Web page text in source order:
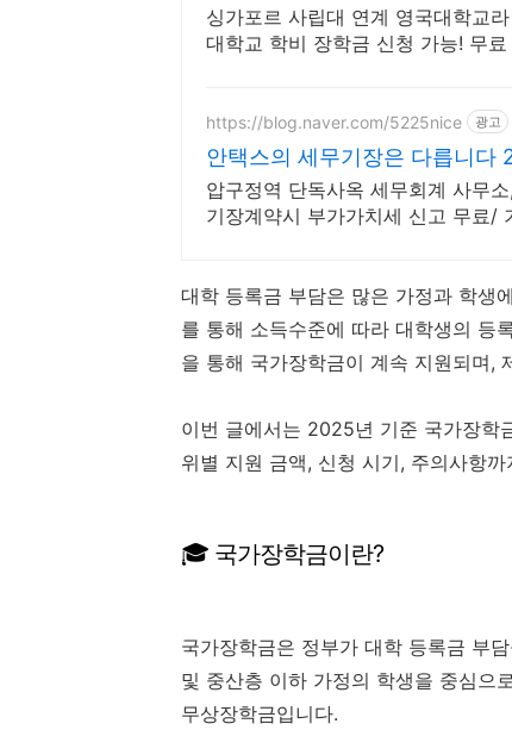
싱가포르 사립대 연계 영국대학교
대학교 학비 장학금 신청 가능! 무
https://blog.naver.com/5225nice 광고
안택스의 세무기장은 다릅니다
압구정역 단독사옥 세무회계 사무
기장계약시 부가가치세 신고 무료/
대학 등록금 부담은 많은 가정과 학생
를 통해 소득수준에 따라 대학생의 등
을 통해 국가장학금이 계속 지원되며,
이번 글에서는 2025년 기준 국가장학
위별 지원 금액, 신청 시기, 주의사항
🎓 국가장학금이란?
국가장학금은 정부가 대학 등록금 부
및 중산층 이하 가정의 학생을 중심으
무상장학금입니다.